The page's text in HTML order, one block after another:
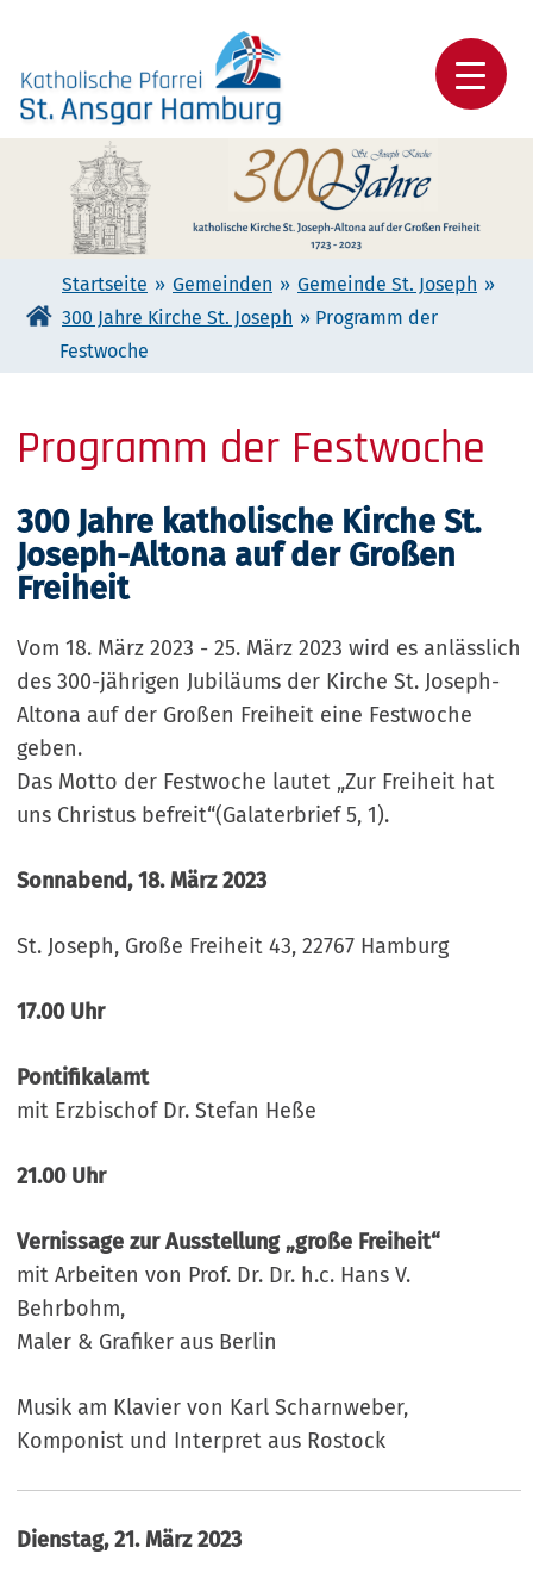
content
Katholische Pfarrei St. Ansgar Hamburg
Startseite » Gemeinden » Gemeinde St. Joseph »
300 Jahre Kirche St. Joseph » Programm der
Festwoche
Programm der Festwoche
300 Jahre katholische Kirche St.
Joseph-Altona auf der Großen
Freiheit
Vom 18. März 2023 - 25. März 2023 wird es anlässlich
des 300-jährigen Jubiläums der Kirche St. Joseph-
Altona auf der Großen Freiheit eine Festwoche
geben.
Das Motto der Festwoche lautet „Zur Freiheit hat
uns Christus befreit“(Galaterbrief 5, 1).
Sonnabend, 18. März 2023
St. Joseph, Große Freiheit 43, 22767 Hamburg
17.00 Uhr
Pontifikalamt
mit Erzbischof Dr. Stefan Heße
21.00 Uhr
Vernissage zur Ausstellung „große Freiheit“
mit Arbeiten von Prof. Dr. Dr. h.c. Hans V.
Behrbohm,
Maler & Grafiker aus Berlin
Musik am Klavier von Karl Scharnweber,
Komponist und Interpret aus Rostock
Dienstag, 21. März 2023